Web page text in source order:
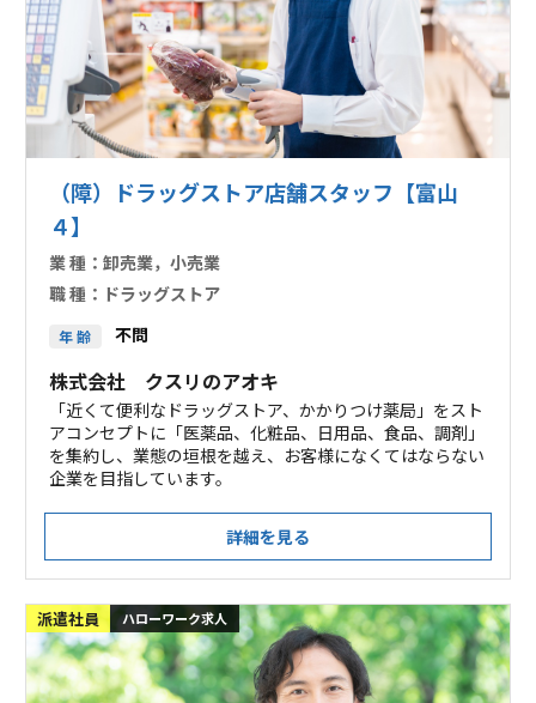
（障）ドラッグストア店舗スタッフ【富山
４】
業 種： 卸売業，小売業
職 種： ドラッグストア
年 齢 不問
株式会社 クスリのアオキ
「近くて便利なドラッグストア、かかりつけ薬局」をスト
アコンセプトに「医薬品、化粧品、日用品、食品、調剤」
を集約し、業態の垣根を越え、お客様になくてはならない
企業を目指しています。
詳細を見る
派遣社員 ハローワーク求人